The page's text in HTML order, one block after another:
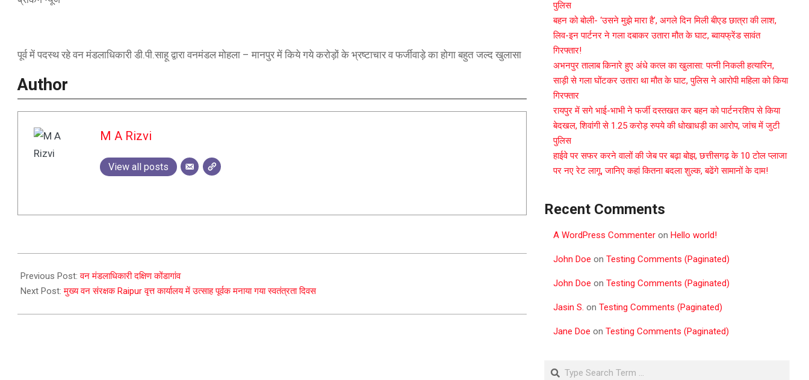
पूर्व में पदस्थ रहे वन मंडलाधिकारी डी.पी.साहू द्वारा वनमंडल मोहला – मानपुर में किये गये करोड़ों के भ्रष्टाचार व फर्जीवाड़े का होगा बहुत जल्द खुलासा
Author
M A Rizvi
View all posts
08-
02
Previous Post:वन मंडलाधिकारी दक्षिण कोंडागांव
Next Post:मुख्य वन संरक्षक Raipur वृत्त कार्यालय में उत्साह पूर्वक मनाया गया स्वतंत्रता दिवस
पुलिस
बहन को बोली- ‘उसने मुझे मारा है’, अगले दिन मिली बीएड छात्रा की लाश,
लिव-इन पार्टनर ने गला दबाकर उतारा मौत के घाट, ब्वायफ्रेंड सावंत
गिरफ्तार!
अभनपुर तालाब किनारे हुए अंधे कत्ल का खुलासा: पत्नी निकली हत्यारिन,
साड़ी से गला घोंटकर उतारा था मौत के घाट, पुलिस ने आरोपी महिला को किया
गिरफ्तार
रायपुर में सगे भाई-भाभी ने फर्जी दस्तखत कर बहन को पार्टनरशिप से किया
बेदखल, शिवांगी से 1.25 करोड़ रुपये की धोखाधड़ी का आरोप, जांच में जुटी
पुलिस
हाईवे पर सफर करने वालों की जेब पर बढ़ा बोझ, छत्तीसगढ़ के 10 टोल प्लाजा
पर नए रेट लागू, जानिए कहां कितना बदला शुल्क, बढेंगे सामानों के दाम!
Recent Comments
A WordPress Commenter on Hello world!
John Doe on Testing Comments (Paginated)
John Doe on Testing Comments (Paginated)
Jasin S. on Testing Comments (Paginated)
Jane Doe on Testing Comments (Paginated)
Search